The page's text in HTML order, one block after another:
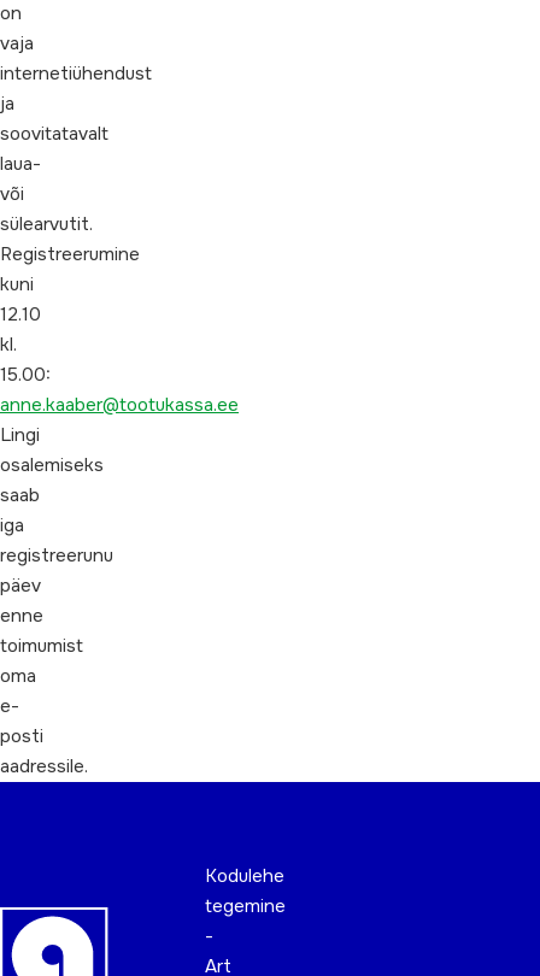
on
vaja
internetiühendust
ja
soovitatavalt
laua-
või
sülearvutit.
Registreerumine
kuni
12.10
kl.
15.00:
anne.kaaber@tootukassa.ee
Lingi
osalemiseks
saab
iga
registreerunu
päev
enne
toimumist
oma
e-
posti
aadressile.
Kodulehe
tegemine
-
Art